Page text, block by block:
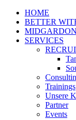
HOME
BETTER
SERVICES
Trainings
Unsere
Partner
Events